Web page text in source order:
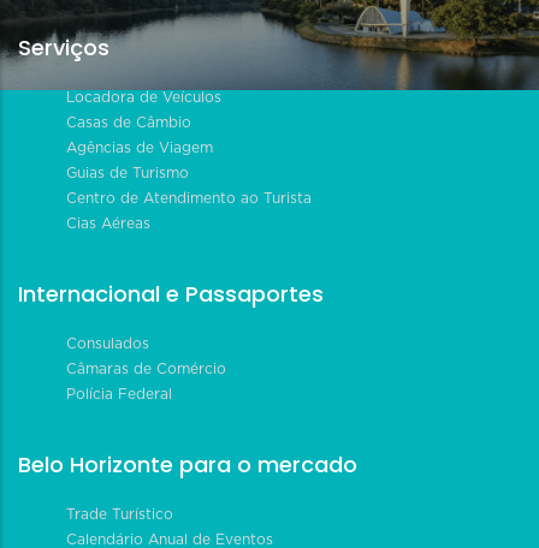
Serviços
Locadora de Veículos
Casas de Câmbio
Agências de Viagem
Guias de Turismo
Centro de Atendimento ao Turista
Cias Aéreas
Internacional e Passaportes
Consulados
Câmaras de Comércio
Polícia Federal
Belo Horizonte para o mercado
Trade Turístico
Calendário Anual de Eventos